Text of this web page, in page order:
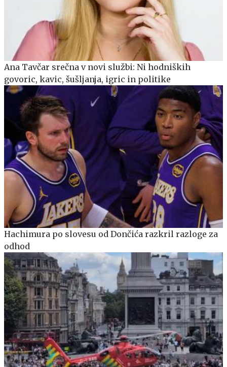
Ana Tavčar srečna v novi službi: Ni hodniških
govoric, kavic, šušljanja, igric in politike
Hachimura po slovesu od Dončića razkril razloge za
odhod